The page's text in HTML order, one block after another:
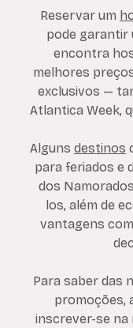
Reservar um
pode garantir
encontra
melhores
exclusivos —
Atlantica Week,
Alguns destinos
para feriados e
dos
los, além de
vantagens
Para saber das
promoções,
inscrever-se na